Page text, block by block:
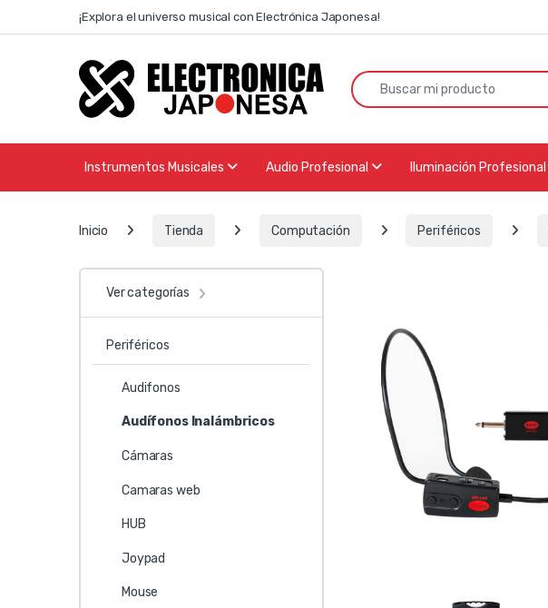
Skip to navigation
Skip to content¡Explora el universo musical con Electrónica Japonesa!
Search for:
Instrumentos Musicales Audio Profesional Iluminación Profesional
Inicio Tienda Computación Periféricos
Ver categorías
Periféricos
Audifonos
Audífonos Inalámbricos
Cámaras
Camaras web
HUB
Joypad
Mouse